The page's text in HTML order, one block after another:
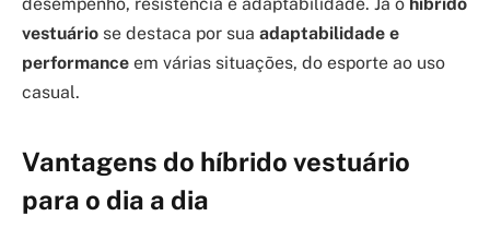
vestuário se destaca por sua adaptabilidade e
performance em várias situações, do esporte ao uso
casual.
Vantagens do híbrido vestuário
para o dia a dia